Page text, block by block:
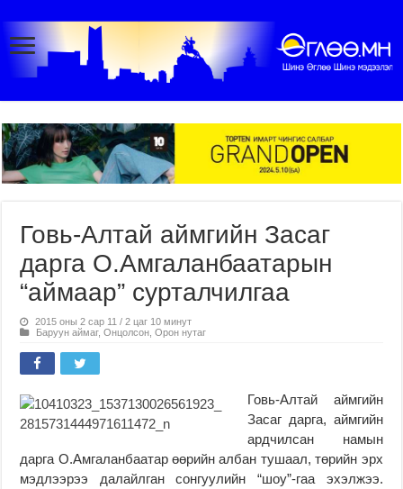
Говь-Алтай аймгийн Засаг
дарга О.Амгаланбаатарын
“аймаар” сурталчилгаа
2015 оны 2 сар 11 / 2 цаг 10 минут
Баруун аймаг,Онцолсон ,Орон нутаг
Говь-Алтай аймгийн
Засаг дарга, аймгийн
ардчилсан намын
дарга О.Амгаланбаатар өөрийн албан тушаал, төрийн эрх
мэдлээрээ далайлган сонгуулийн “шоу”-гаа эхэлжээ.